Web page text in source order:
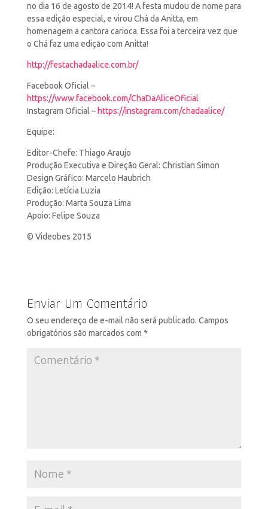
no dia 16 de agosto de 2014! A festa mudou de nome para
essa edição especial, e virou Chá da Anitta, em
homenagem a cantora carioca. Essa foi a terceira vez que
o Chá faz uma edição com Anitta!
http://festachadaalice.com.br/
Facebook Oficial –
https://www.facebook.com/ChaDaAliceOficial
Instagram Oficial – https://instagram.com/chadaalice/
Equipe:
Editor-Chefe: Thiago Araujo
Produção Executiva e Direção Geral: Christian Simon
Design Gráfico: Marcelo Haubrich
Edição: Letícia Luzia
Produção: Marta Souza Lima
Apoio: Felipe Souza
© Videobes 2015
Enviar Um Comentário
O seu endereço de e-mail não será publicado. Campos
obrigatórios são marcados com *